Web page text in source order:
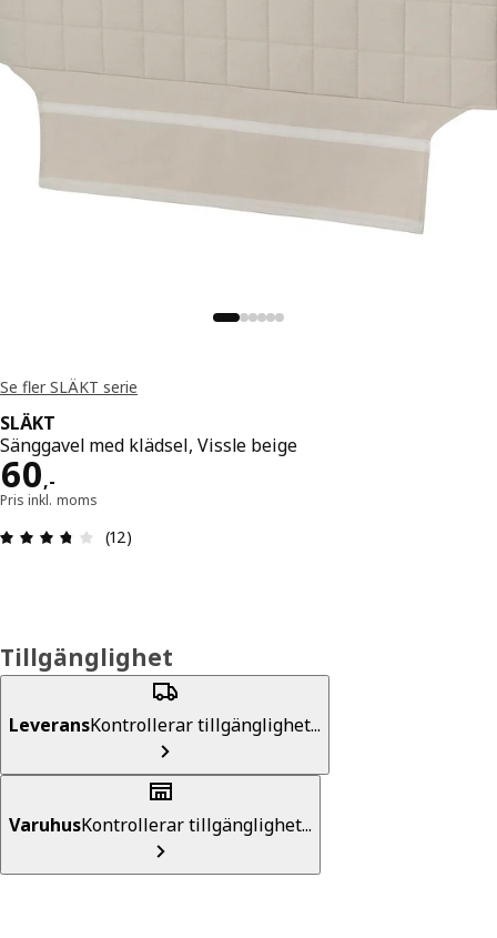
Se fler SLÄKT serie
SLÄKT
Sänggavel med klädsel, Vissle beige
60,-
Pris 60,-
Pris inkl. moms
Recension: 3.7 / 5 stjärnor. Totalt antal
(12)
Tillgänglighet
LeveransKontrollerar tillgänglighet...
VaruhusKontrollerar tillgänglighet...